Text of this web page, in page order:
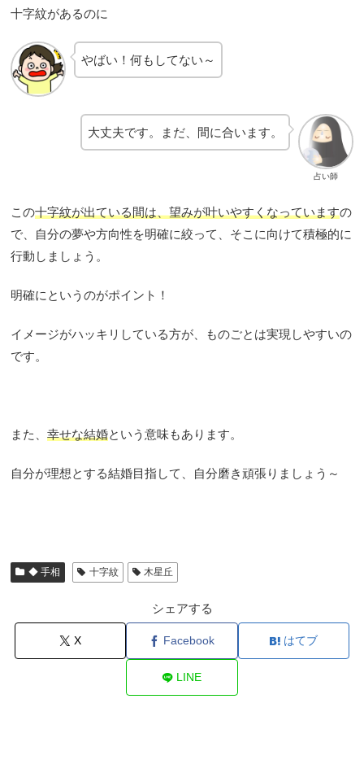
十字紋があるのに
やばい！何もしてない～
占い師
大丈夫です。まだ、間に合います。
この十字紋が出ている間は、望みが叶いやすくなっていますの
で、自分の夢や方向性を明確に絞って、そこに向けて積極的に
行動しましょう。
明確にというのがポイント！
イメージがハッキリしている方が、ものごとは実現しやすいの
です。
また、 幸せな結婚という意味もあります。
自分が理想とする結婚目指して、自分磨き頑張りましょう～
◆ 手相 十字紋 木星丘
シェアする
X Facebook はてブ
LINE